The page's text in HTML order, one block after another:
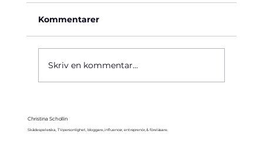
Kommentarer
Skriv en kommentar...
Christina Schollin
Skådespelerska, TV-personlighet, bloggare, influencer, entreprenör, & föreläsare.